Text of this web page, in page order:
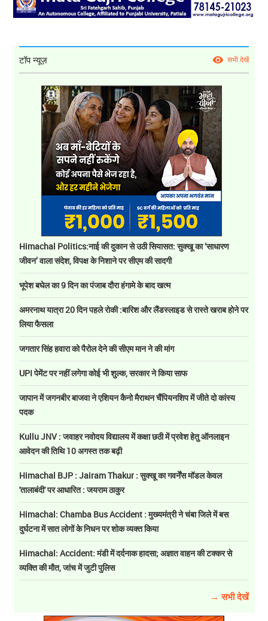
टॉप न्यूज़ सभी देखें
Himachal Politics:नाई की दुकान से उठी सियासत: सुक्खू का ‘साधारण
जीवन’ वाला संदेश, विपक्ष के निशाने पर सीएम की सादगी
भूपेश बघेल का 9 दिन का पंजाब दौरा हंगामे के बाद खत्म
अमरनाथ यात्रा 20 दिन पहले रोकी :बारिश और लैंडस्लाइड से रास्ते खराब होने पर
लिया फैसला
जगतार सिंह हवारा को पैरोल देने की सीएम मान ने की मांग
UPI पेमेंट पर नहीं लगेगा कोई भी शुल्क, सरकार ने किया साफ
जापान में जगनबीर बाजवा ने एशियन कैनो मैराथन चैंपियनशिप में जीते दो कांस्य
पदक
Kullu JNV : जवाहर नवोदय विद्यालय में कक्षा छठी में प्रवेश हेतु ऑनलाइन
आवेदन की तिथि 10 अगस्त तक बढ़ी
Himachal BJP : Jairam Thakur : सुक्खू का गवर्नेंस मॉडल केवल
'तालाबंदी' पर आधारित : जयराम ठाकुर
Himachal: Chamba Bus Accident : मुख्यमंत्री ने चंबा जिले में बस
दुर्घटना में सात लोगों के निधन पर शोक व्यक्त किया
Himachal: Accident: मंडी में दर्दनाक हादसा; अज्ञात वाहन की टक्कर से
व्यक्ति की मौत, जांच में जुटी पुलिस
→ सभी देखें